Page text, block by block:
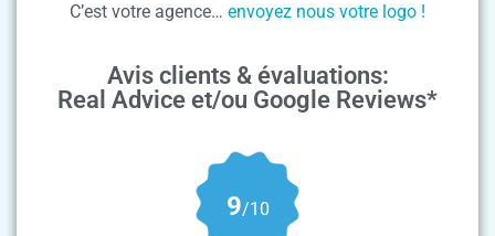
C’est votre agence… envoyez nous votre logo !
Avis clients & évaluations:
Real Advice et/ou Google Reviews*
9/10